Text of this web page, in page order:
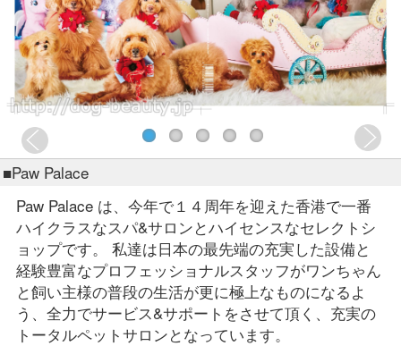
■Paw Palace
Paw Palace は、今年で１４周年を迎えた香港で一番
ハイクラスなスパ&サロンとハイセンスなセレクトシ
ョップです。 私達は日本の最先端の充実した設備と
経験豊富なプロフェッショナルスタッフがワンちゃん
と飼い主様の普段の生活が更に極上なものになるよ
う、全力でサービス&サポートをさせて頂く、充実の
トータルペットサロンとなっています。